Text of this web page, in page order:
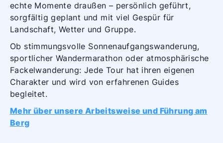
echte Momente draußen – persönlich geführt,
sorgfältig geplant und mit viel Gespür für
Landschaft, Wetter und Gruppe.
Ob stimmungsvolle Sonnenaufgangswanderung,
sportlicher Wandermarathon oder atmosphärische
Fackelwanderung: Jede Tour hat ihren eigenen
Charakter und wird von erfahrenen Guides
begleitet.
Mehr über unsere Arbeitsweise und Führung am
Berg